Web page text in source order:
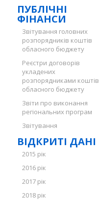
ПУБЛІЧНІ
ФІНАНСИ
Звітування головних
розпорядників коштів
обласного бюджету
Реєстри договорів
укладених
розпорядниками коштів
обласного бюджету
Звіти про виконання
регіональних програм
Звітування
ВІДКРИТІ ДАНІ
2015 рік
2016 рік
2017 рік
2018 рік